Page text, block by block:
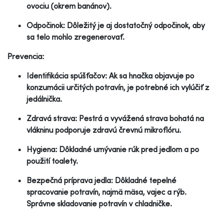
ovociu (okrem banánov).
Odpočinok: Dôležitý je aj dostatočný odpočinok, aby
sa telo mohlo zregenerovať.
Prevencia:
Identifikácia spúšťačov: Ak sa hnačka objavuje po
konzumácii určitých potravín, je potrebné ich vylúčiť z
jedálnička.
Zdravá strava: Pestrá a vyvážená strava bohatá na
vlákninu podporuje zdravú črevnú mikroflóru.
Hygiena: Dôkladné umývanie rúk pred jedlom a po
použití toalety.
Bezpečná príprava jedla: Dôkladné tepelné
spracovanie potravín, najmä mäsa, vajec a rýb.
Správne skladovanie potravín v chladničke.